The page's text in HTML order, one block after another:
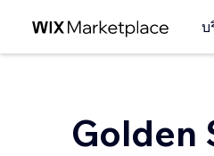
บ
Golden